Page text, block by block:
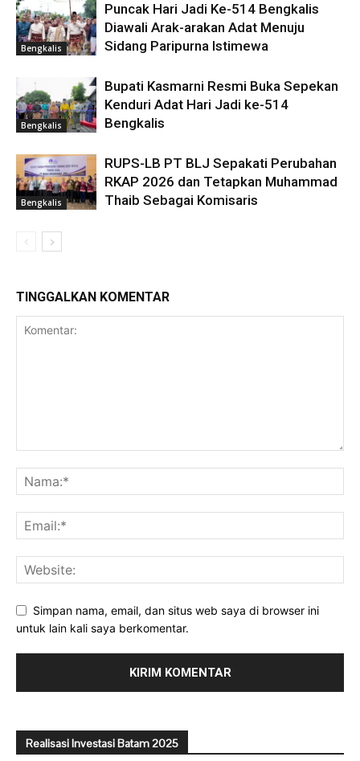
Bengkalis
Puncak Hari Jadi Ke-514 Bengkalis
Diawali Arak-arakan Adat Menuju
Sidang Paripurna Istimewa
Bengkalis
Bupati Kasmarni Resmi Buka Sepekan
Kenduri Adat Hari Jadi ke-514
Bengkalis
Bengkalis
RUPS-LB PT BLJ Sepakati Perubahan
RKAP 2026 dan Tetapkan Muhammad
Thaib Sebagai Komisaris
TINGGALKAN KOMENTAR
Simpan nama, email, dan situs web saya di browser ini
untuk lain kali saya berkomentar.
Realisasi Investasi Batam 2025